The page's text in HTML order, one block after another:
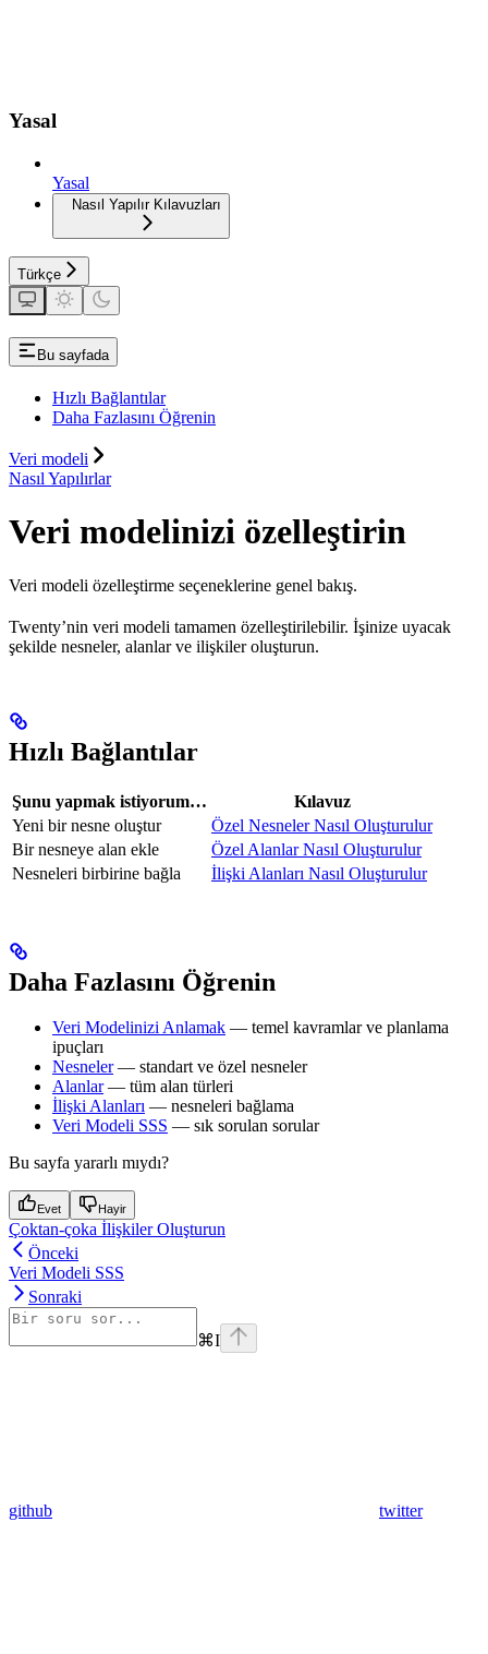
Yasal
Yasal
Nasıl Yapılır Kılavuzları
Türkçe
Bu sayfada
Hızlı Bağlantılar
Daha Fazlasını Öğrenin
Veri modeli
Nasıl Yapılırlar
Veri modelinizi özelleştirin
Veri modeli özelleştirme seçeneklerine genel bakış.
Twenty’nin veri modeli tamamen özelleştirilebilir. İşinize uyacak
şekilde nesneler, alanlar ve ilişkiler oluşturun.
Hızlı Bağlantılar
Şunu yapmak istiyorum…
Kılavuz
Yeni bir nesne oluştur
Özel Nesneler Nasıl Oluşturulur
Bir nesneye alan ekle
Özel Alanlar Nasıl Oluşturulur
Nesneleri birbirine bağla
İlişki Alanları Nasıl Oluşturulur
Daha Fazlasını Öğrenin
Veri Modelinizi Anlamak — temel kavramlar ve planlama
ipuçları
Nesneler— standart ve özel nesneler
Alanlar— tüm alan türleri
İlişki Alanları — nesneleri bağlama
Veri Modeli SSS — sık sorulan sorular
Bu sayfa yararlı mıydı?
Evet Hayir
Çoktan-çoka İlişkiler Oluşturun
Önceki
Veri Modeli SSS
Sonraki
⌘I
github twitter